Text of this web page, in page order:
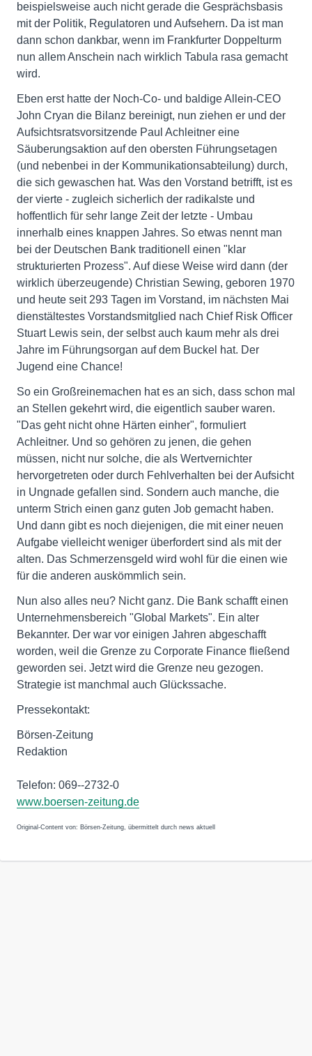
beispielsweise auch nicht gerade die Gesprächsbasis
mit der Politik, Regulatoren und Aufsehern. Da ist man
dann schon dankbar, wenn im Frankfurter Doppelturm
nun allem Anschein nach wirklich Tabula rasa gemacht
wird.
Eben erst hatte der Noch-Co- und baldige Allein-CEO
John Cryan die Bilanz bereinigt, nun ziehen er und der
Aufsichtsratsvorsitzende Paul Achleitner eine
Säuberungsaktion auf den obersten Führungsetagen
(und nebenbei in der Kommunikationsabteilung) durch,
die sich gewaschen hat. Was den Vorstand betrifft, ist es
der vierte - zugleich sicherlich der radikalste und
hoffentlich für sehr lange Zeit der letzte - Umbau
innerhalb eines knappen Jahres. So etwas nennt man
bei der Deutschen Bank traditionell einen "klar
strukturierten Prozess". Auf diese Weise wird dann (der
wirklich überzeugende) Christian Sewing, geboren 1970
und heute seit 293 Tagen im Vorstand, im nächsten Mai
dienstältestes Vorstandsmitglied nach Chief Risk Officer
Stuart Lewis sein, der selbst auch kaum mehr als drei
Jahre im Führungsorgan auf dem Buckel hat. Der
Jugend eine Chance!
So ein Großreinemachen hat es an sich, dass schon mal
an Stellen gekehrt wird, die eigentlich sauber waren.
"Das geht nicht ohne Härten einher", formuliert
Achleitner. Und so gehören zu jenen, die gehen
müssen, nicht nur solche, die als Wertvernichter
hervorgetreten oder durch Fehlverhalten bei der Aufsicht
in Ungnade gefallen sind. Sondern auch manche, die
unterm Strich einen ganz guten Job gemacht haben.
Und dann gibt es noch diejenigen, die mit einer neuen
Aufgabe vielleicht weniger überfordert sind als mit der
alten. Das Schmerzensgeld wird wohl für die einen wie
für die anderen auskömmlich sein.
Nun also alles neu? Nicht ganz. Die Bank schafft einen
Unternehmensbereich "Global Markets". Ein alter
Bekannter. Der war vor einigen Jahren abgeschafft
worden, weil die Grenze zu Corporate Finance fließend
geworden sei. Jetzt wird die Grenze neu gezogen.
Strategie ist manchmal auch Glückssache.
Pressekontakt:
Börsen-Zeitung
Redaktion
Telefon: 069--2732-0
www.boersen-zeitung.de
Original-Content von: Börsen-Zeitung, übermittelt durch news aktuell